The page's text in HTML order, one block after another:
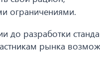
ограничениями.
до разработки
рынка